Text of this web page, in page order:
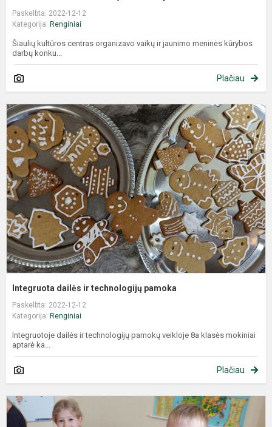
Paskelbta: 2022-12-12
Kategorija: Renginiai
Šiaulių kultūros centras organizavo vaikų ir jaunimo meninės kūrybos
darbų konku...
Plačiau
Integruota dailės ir technologijų pamoka
Paskelbta: 2022-12-12
Kategorija: Renginiai
Integruotoje dailės ir technologijų pamokų veikloje 8a klasės mokiniai
aptarė ka...
Plačiau